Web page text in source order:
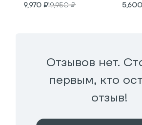
9,970 ₽19,950₽ 5,600
Отзывов нет.
первым, кто
отзыв!